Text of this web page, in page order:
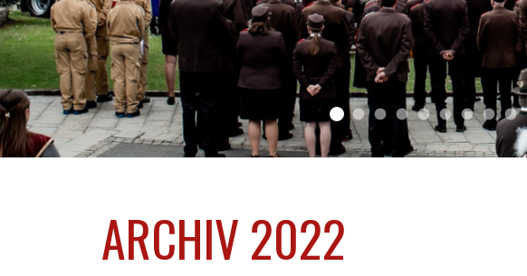
Aktuell 046
Aktuell 047
Aktuell 045
Aktuell 044
Aktuell 041
Aktuell 042
Aktuell
ARCHIV 2022